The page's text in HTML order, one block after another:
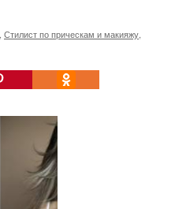
Стилист по прическам и макияжу